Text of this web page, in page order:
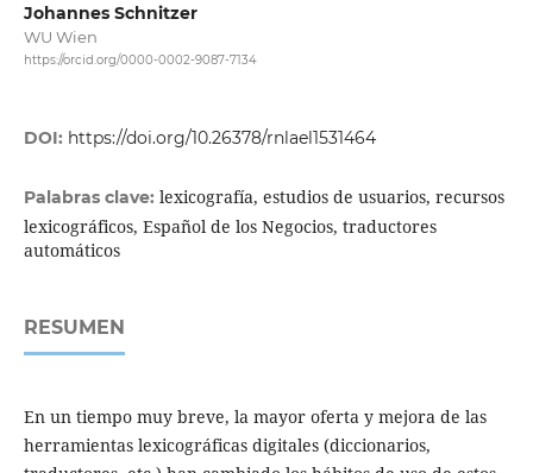
Johannes Schnitzer
WU Wien
https://orcid.org/0000-0002-9087-7134
DOI: https://doi.org/10.26378/rnlael1531464
Palabras clave: lexicografía, estudios de usuarios, recursos
lexicográficos, Español de los Negocios, traductores
automáticos
RESUMEN
En un tiempo muy breve, la mayor oferta y mejora de las
herramientas lexicográficas digitales (diccionarios,